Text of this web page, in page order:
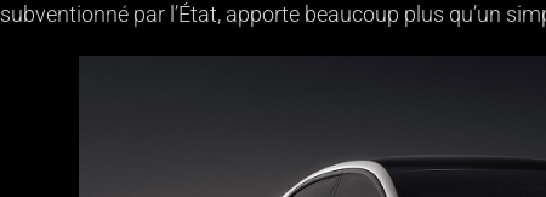
subventionné par l’État, apporte beaucoup plus qu’un